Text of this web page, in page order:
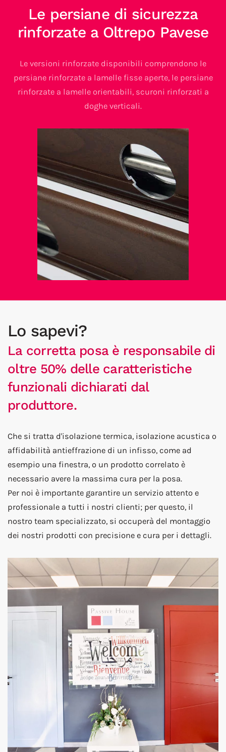
Le persiane di sicurezza
rinforzate a Oltrepo Pavese
Le versioni rinforzate disponibili comprendono le
persiane rinforzate a lamelle fisse aperte, le persiane
rinforzate a lamelle orientabili, scuroni rinforzati a
doghe verticali.
Lo sapevi?
La corretta posa è responsabile di
oltre 50% delle caratteristiche
funzionali dichiarati dal
produttore.
Che si tratta d'isolazione termica, isolazione acustica o
affidabilità antieffrazione di un infisso, come ad
esempio una finestra, o un prodotto correlato è
necessario avere la massima cura per la posa.
Per noi è importante garantire un servizio attento e
professionale a tutti i nostri clienti; per questo, il
nostro team specializzato, si occuperà del montaggio
dei nostri prodotti con precisione e cura per i dettagli.